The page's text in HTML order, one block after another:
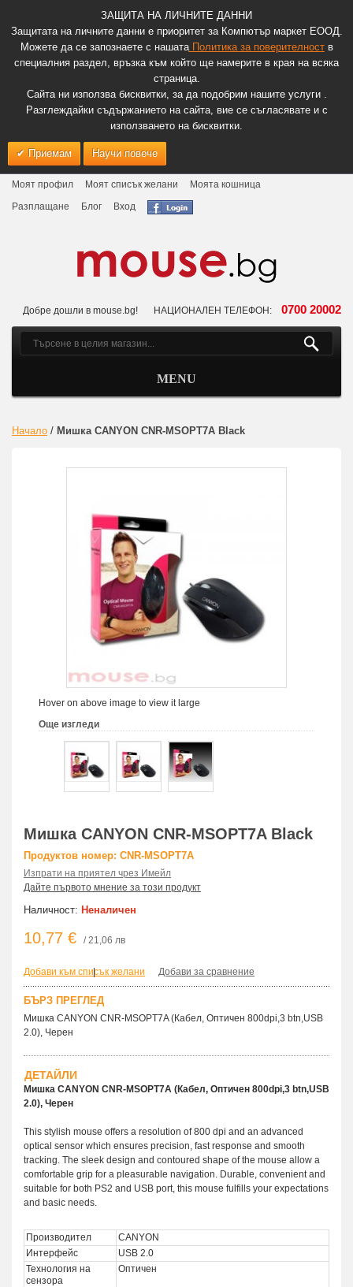
ЗАЩИТА НА ЛИЧНИТЕ ДАННИ
Защитата на личните данни е приоритет за Компютър маркет ЕООД.
Можете да се запознаете с нашатаПолитика за поверителноств
специалния раздел, връзка към който ще намерите в края на всяка
страница.
Сайта ни използва бисквитки, за да подобрим нашите услуги .
Разглеждайки съдържанието на сайта, вие се съгласявате и с
използването на бисквитки.
Приемам Научи повече
Моят профил Моят списък желани
Моята кошница
Разплащане
Блог Вход
Добре дошли в mouse.bg! НАЦИОНАЛЕН ТЕЛЕФОН: 0700 20002
MENU
Начало / Мишка CANYON CNR-MSOPT7A Black
Hover on above image to view it large
Още изгледи
Мишка CANYON CNR-MSOPT7A Black
Продуктов номер: CNR-MSOPT7A
Изпрати на приятел чрез Имейл
Дайте първото мнение за този продукт
Наличност: Неналичен
10,77 € / 21,06 лв
Добави към списък желани
| Добави за сравнение
БЪРЗ ПРЕГЛЕД
Мишка CANYON CNR-MSOPT7A (Кабел, Оптичен 800dpi,3 btn,USB
2.0), Черен
ДЕТАЙЛИ
Мишка CANYON CNR-MSOPT7A (Кабел, Оптичен 800dpi,3 btn,USB
2.0), Черен
This stylish mouse offers a resolution of 800 dpi and an advanced
optical sensor which ensures precision, fast response and smooth
tracking. The sleek design and contoured shape of the mouse allow a
comfortable grip for a pleasurable navigation. Durable, convenient and
suitable for both PS2 and USB port, this mouse fulfills your expectations
and basic needs.
Производител
CANYON
Интерфейс
USB 2.0
Технология на
сензора
Оптичен